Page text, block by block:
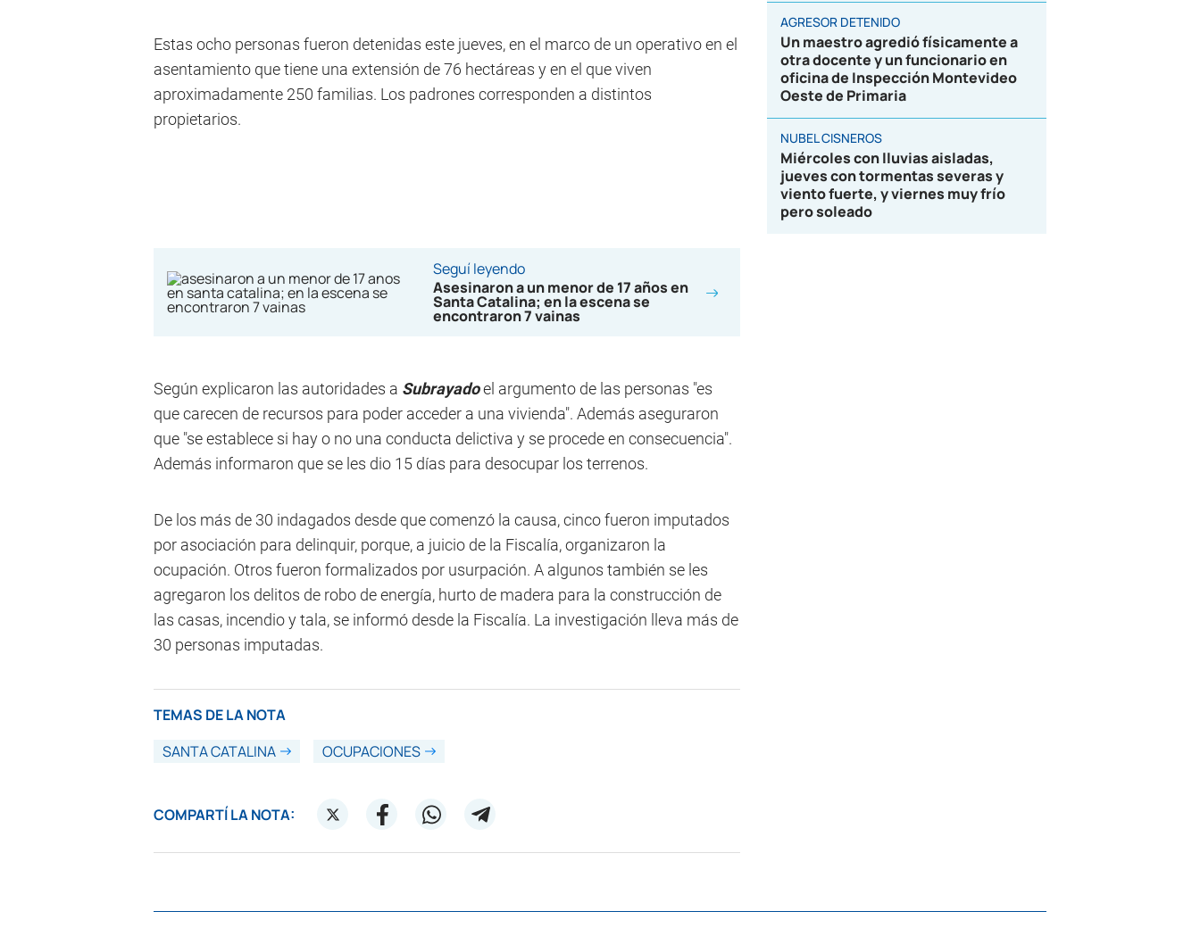
Estas ocho personas fueron detenidas este jueves, en el marco de un operativo en el
asentamiento que tiene una extensión de 76 hectáreas y en el que viven
aproximadamente 250 familias. Los padrones corresponden a distintos
propietarios.
Seguí leyendo
Asesinaron a un menor de 17 años en
Santa Catalina; en la escena se
encontraron 7 vainas
Según explicaron las autoridades a Subrayadoel argumento de las personas "es
que carecen de recursos para poder acceder a una vivienda". Además aseguraron
que "se establece si hay o no una conducta delictiva y se procede en consecuencia".
Además informaron que se les dio 15 días para desocupar los terrenos.
De los más de 30 indagados desde que comenzó la causa, cinco fueron imputados
por asociación para delinquir, porque, a juicio de la Fiscalía, organizaron la
ocupación. Otros fueron formalizados por usurpación. A algunos también se les
agregaron los delitos de robo de energía, hurto de madera para la construcción de
las casas, incendio y tala, se informó desde la Fiscalía. La investigación lleva más de
30 personas imputadas.
TEMAS DE LA NOTA
SANTA CATALINA
OCUPACIONES
COMPARTÍ LA NOTA:
AGRESOR DETENIDO
Un maestro agredió físicamente a
otra docente y un funcionario en
oficina de Inspección Montevideo
Oeste de Primaria
NUBEL CISNEROS
Miércoles con lluvias aisladas,
jueves con tormentas severas y
viento fuerte, y viernes muy frío
pero soleado